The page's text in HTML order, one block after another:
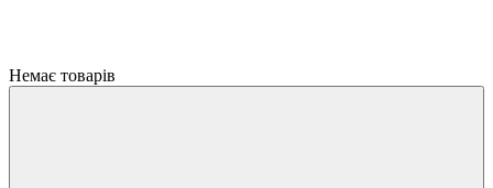
Немає товарів